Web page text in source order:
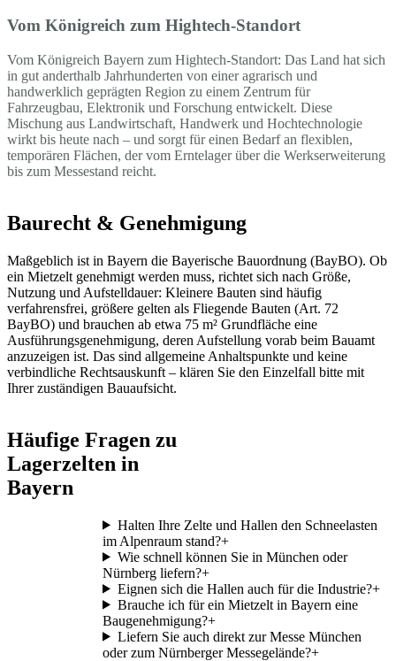
Vom Königreich zum Hightech-Standort
Vom Königreich Bayern zum Hightech-Standort: Das Land hat sich
in gut anderthalb Jahrhunderten von einer agrarisch und
handwerklich geprägten Region zu einem Zentrum für
Fahrzeugbau, Elektronik und Forschung entwickelt. Diese
Mischung aus Landwirtschaft, Handwerk und Hochtechnologie
wirkt bis heute nach – und sorgt für einen Bedarf an flexiblen,
temporären Flächen, der vom Erntelager über die Werkserweiterung
bis zum Messestand reicht.
Baurecht & Genehmigung
Maßgeblich ist in Bayern die Bayerische Bauordnung (BayBO). Ob
ein Mietzelt genehmigt werden muss, richtet sich nach Größe,
Nutzung und Aufstelldauer: Kleinere Bauten sind häufig
verfahrensfrei, größere gelten als Fliegende Bauten (Art. 72
BayBO) und brauchen ab etwa 75 m² Grundfläche eine
Ausführungsgenehmigung, deren Aufstellung vorab beim Bauamt
anzuzeigen ist. Das sind allgemeine Anhaltspunkte und keine
verbindliche Rechtsauskunft – klären Sie den Einzelfall bitte mit
Ihrer zuständigen Bauaufsicht.
Häufige Fragen zu
Lagerzelten in
Bayern
Halten Ihre Zelte und Hallen den Schneelasten
im Alpenraum stand?+
Wie schnell können Sie in München oder
Nürnberg liefern?+
Eignen sich die Hallen auch für die Industrie?+
Brauche ich für ein Mietzelt in Bayern eine
Baugenehmigung?+
Liefern Sie auch direkt zur Messe München
oder zum Nürnberger Messegelände?+